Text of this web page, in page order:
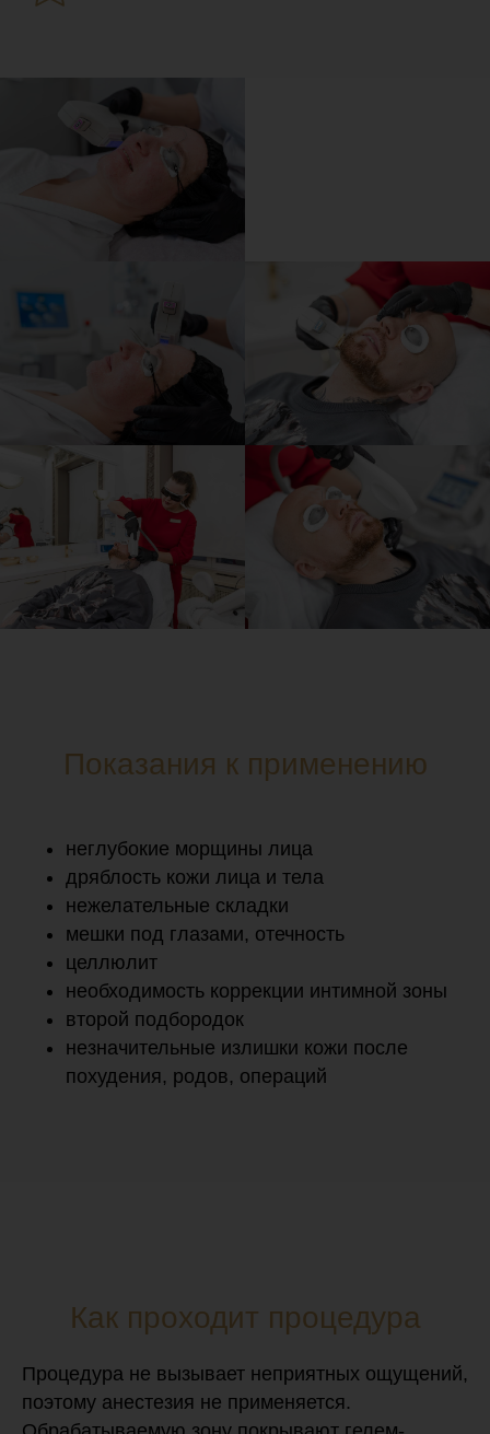
Показания к применению
неглубокие морщины лица
дряблость кожи лица и тела
нежелательные складки
мешки под глазами, отечность
целлюлит
необходимость коррекции интимной зоны
второй подбородок
незначительные излишки кожи после
похудения, родов, операций
Как проходит процедура
Процедура не вызывает неприятных ощущений,
поэтому анестезия не применяется.